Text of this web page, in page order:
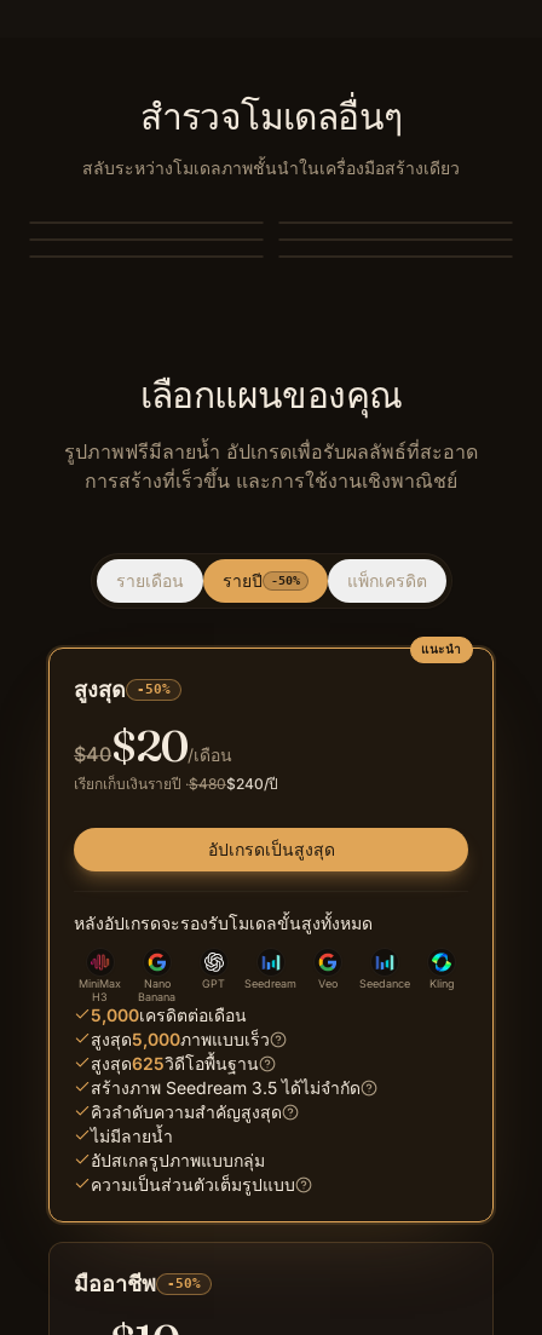
สำรวจโมเดลอื่นๆ
สลับระหว่างโมเดลภาพชั้นนำในเครื่องมือสร้างเดียว
เลือกแผนของคุณ
รูปภาพฟรีมีลายน้ำ อัปเกรดเพื่อรับผลลัพธ์ที่สะอาด
การสร้างที่เร็วขึ้น และการใช้งานเชิงพาณิชย์
รายเดือน รายปี -50% แพ็กเครดิต
มืออาชีพ -50%
แนะนำ
สูงสุด -50%
$40$20/เดือน
เรียกเก็บเงินรายปี ·$480$240/ปี
อัปเกรดเป็นสูงสุด
หลังอัปเกรดจะรองรับโมเดลขั้นสูงทั้งหมด
MiniMax
H3
Nano
Banana
GPT Seedream Veo Seedance Kling
5,000เครดิตต่อเดือน
สูงสุด5,000ภาพแบบเร็ว
สูงสุด625วิดีโอพื้นฐาน
สร้างภาพ Seedream 3.5 ได้ไม่จำกัด
คิวลำดับความสำคัญสูงสุด
ไม่มีลายน้ำ
อัปสเกลรูปภาพแบบกลุ่ม
ความเป็นส่วนตัวเต็มรูปแบบ